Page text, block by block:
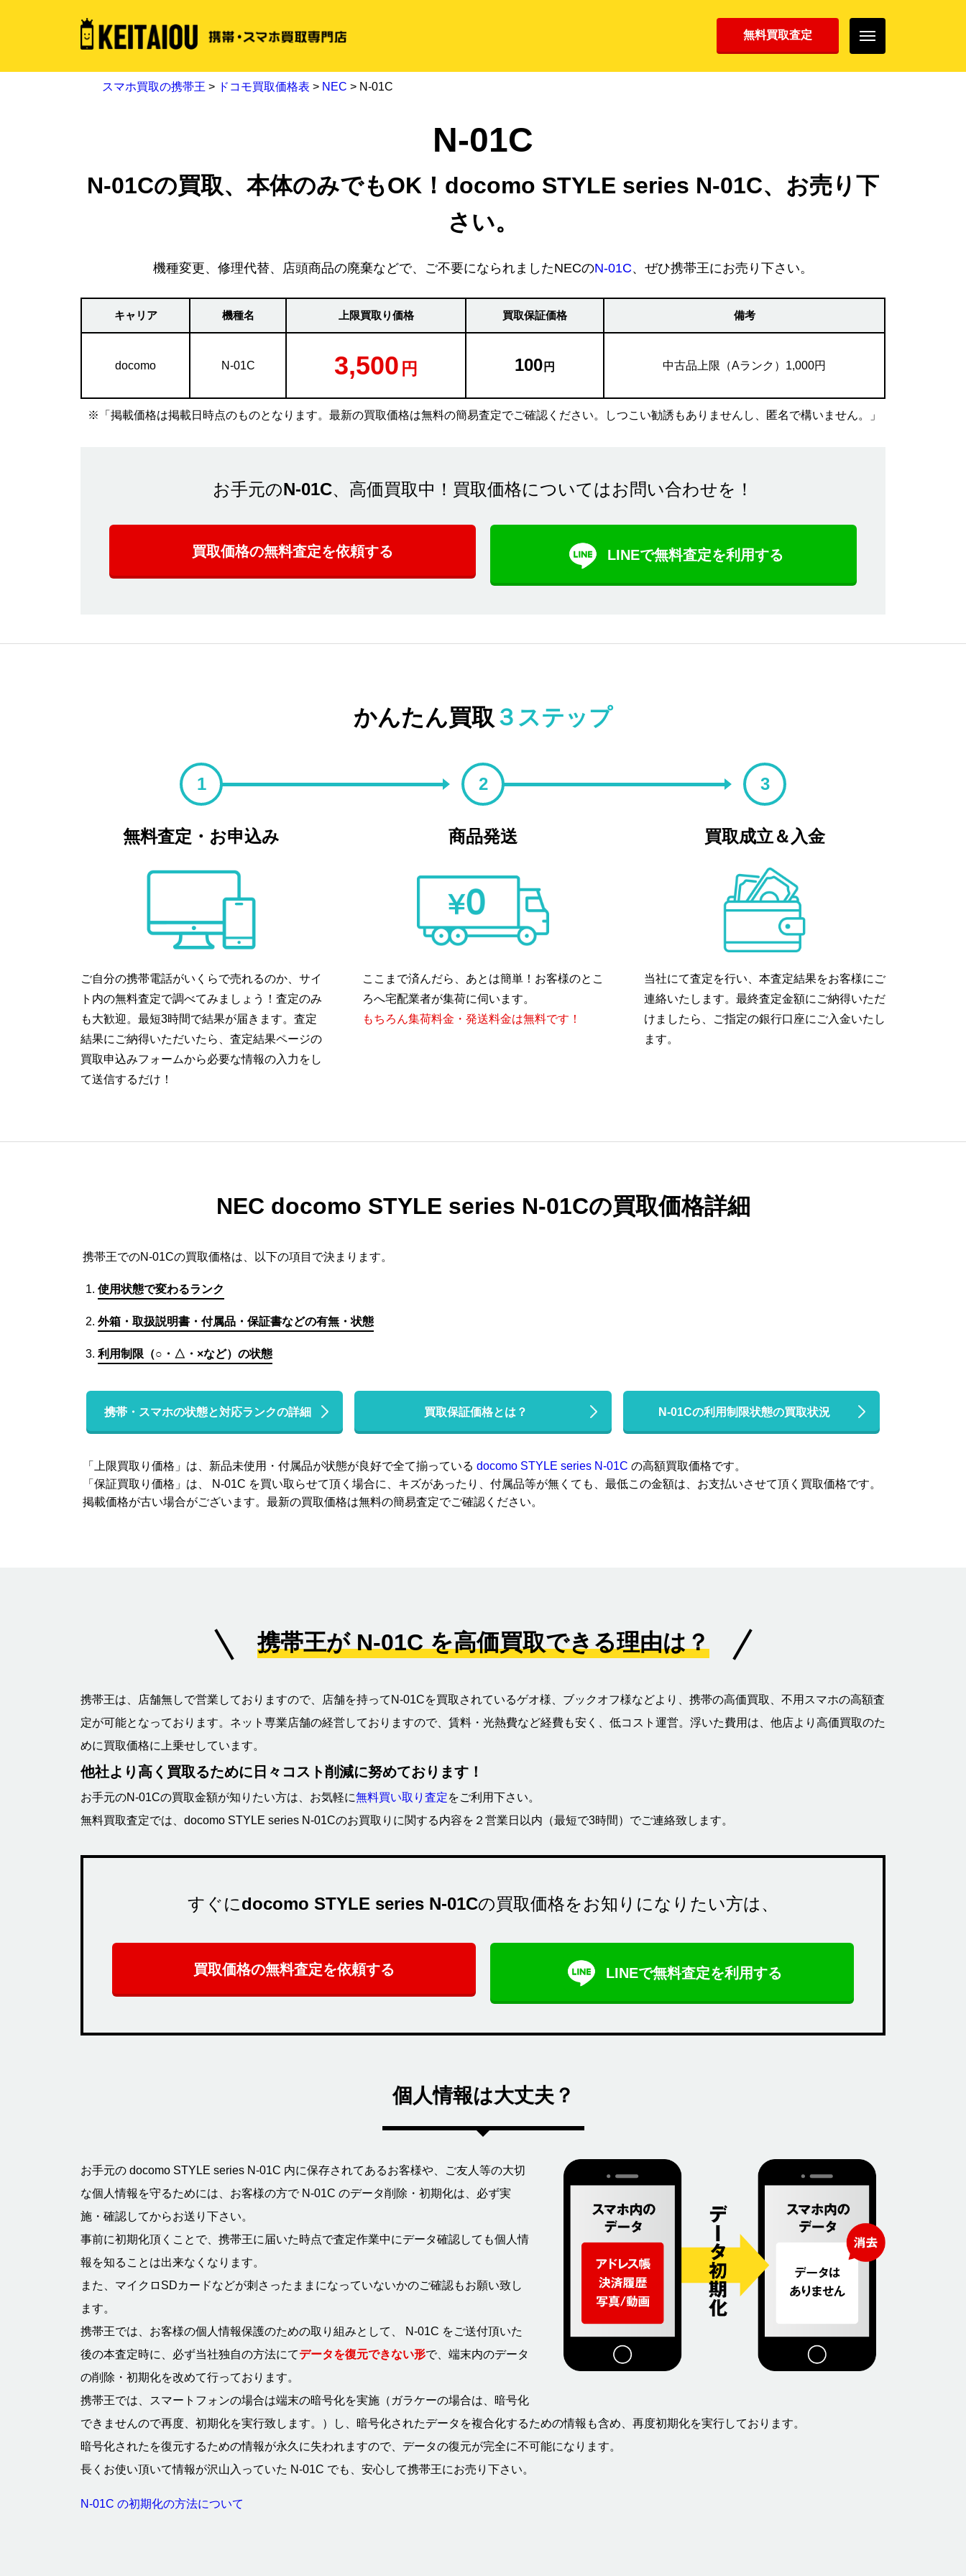
無料買取査定
スマホ買取の携帯王 > ドコモ買取価格表 > NEC > N-01C
N-01C
N-01Cの買取、本体のみでもOK！docomo STYLE series N-01C、お売り下
さい。
機種変更、修理代替、店頭商品の廃棄などで、ご不要になられましたNECのN-01C、ぜひ携帯王にお売り下さい。
キャリア 機種名 上限買取り価格 買取保証価格 備考
docomo N-01C 3,500 100 中古品上限（Aランク）1,000円
※「掲載価格は掲載日時点のものとなります。最新の買取価格は無料の簡易査定でご確認ください。しつこい勧誘もありませんし、匿名で構いません。」
お手元のN-01C、高価買取中！買取価格についてはお問い合わせを！
買取価格の無料査定を依頼する LINEで無料査定を利用する
かんたん買取 ３ステップ
1
無料査定・お申込み
ご自分の携帯電話がいくらで売れるのか、サイ
ト内の無料査定で調べてみましょう！査定のみ
も大歓迎。最短3時間で結果が届きます。査定
結果にご納得いただいたら、査定結果ページの
買取申込みフォームから必要な情報の入力をし
て送信するだけ！
2
商品発送
ここまで済んだら、あとは簡単！お客様のとこ
ろへ宅配業者が集荷に伺います。
もちろん集荷料金・発送料金は無料です！
3
買取成立＆入金
当社にて査定を行い、本査定結果をお客様にご
連絡いたします。最終査定金額にご納得いただ
けましたら、ご指定の銀行口座にご入金いたし
ます。
NEC docomo STYLE series N-01Cの買取価格詳細
携帯王でのN-01Cの買取価格は、以下の項目で決まります。
使用状態で変わるランク
外箱・取扱説明書・付属品・保証書などの有無・状態
利用制限（○・△・×など）の状態
携帯・スマホの状態と対応ランクの詳細 買取保証価格とは？ N-01Cの利用制限状態の買取状況
「上限買取り価格」は、新品未使用・付属品が状態が良好で全て揃っている docomo STYLE series N-01C の高額買取価格です。
「保証買取り価格」は、 N-01C を買い取らせて頂く場合に、キズがあったり、付属品等が無くても、最低この金額は、お支払いさせて頂く買取価格です。
掲載価格が古い場合がございます。最新の買取価格は無料の簡易査定でご確認ください。
携帯王が N-01C を高価買取できる理由は？
携帯王は、店舗無しで営業しておりますので、店舗を持ってN-01Cを買取されているゲオ様、ブックオフ様などより、携帯の高価買取、不用スマホの高額査
定が可能となっております。ネット専業店舗の経営しておりますので、賃料・光熱費など経費も安く、低コスト運営。浮いた費用は、他店より高価買取のた
めに買取価格に上乗せしています。
他社より高く買取るために日々コスト削減に努めております！
お手元のN-01Cの買取金額が知りたい方は、お気軽に無料買い取り査定をご利用下さい。
無料買取査定では、docomo STYLE series N-01Cのお買取りに関する内容を２営業日以内（最短で3時間）でご連絡致します。
すぐにdocomo STYLE series N-01Cの買取価格をお知りになりたい方は、
買取価格の無料査定を依頼する LINEで無料査定を利用する
個人情報は大丈夫？
お手元の docomo STYLE series N-01C 内に保存されてあるお客様や、ご友人等の大切
な個人情報を守るためには、お客様の方で N-01C のデータ削除・初期化は、必ず実
施・確認してからお送り下さい。
事前に初期化頂くことで、携帯王に届いた時点で査定作業中にデータ確認しても個人情
報を知ることは出来なくなります。
また、マイクロSDカードなどが刺さったままになっていないかのご確認もお願い致し
ます。
携帯王では、お客様の個人情報保護のための取り組みとして、 N-01C をご送付頂いた
後の本査定時に、必ず当社独自の方法にてデータを復元できない形で、端末内のデータ
の削除・初期化を改めて行っております。
携帯王では、スマートフォンの場合は端末の暗号化を実施（ガラケーの場合は、暗号化
できませんので再度、初期化を実行致します。）し、暗号化されたデータを複合化するための情報も含め、再度初期化を実行しております。
暗号化されたを復元するための情報が永久に失われますので、データの復元が完全に不可能になります。
長くお使い頂いて情報が沢山入っていた N-01C でも、安心して携帯王にお売り下さい。
N-01C の初期化の方法について